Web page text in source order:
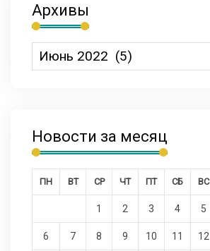
Архивы
Новости за месяц
ПН ВТ СР ЧТ ПТ СБ ВС
1 2 3 4 5
6 7 8 9 10 11 12